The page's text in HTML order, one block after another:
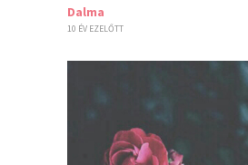
Dalma
10 ÉV EZELŐTT